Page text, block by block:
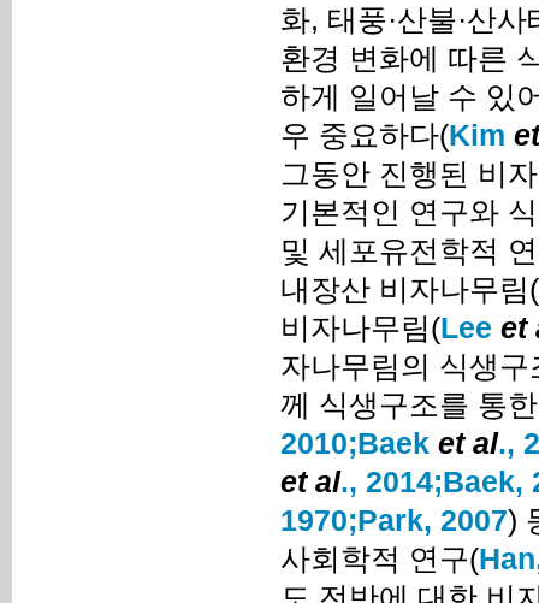
화, 태풍·산불·산
환경 변화에 따른
하게 일어날 수 있
우 중요하다(Kim
그동안 진행된 비
기본적인 연구와
및 세포유전학적
내장산 비자나무림(
비자나무림(Lee et
자나무림의 식생구
께 식생구조를 통
2010;Baek et al.,
et al., 2014;Baek,
1970;Park, 2007)
사회학적 연구(